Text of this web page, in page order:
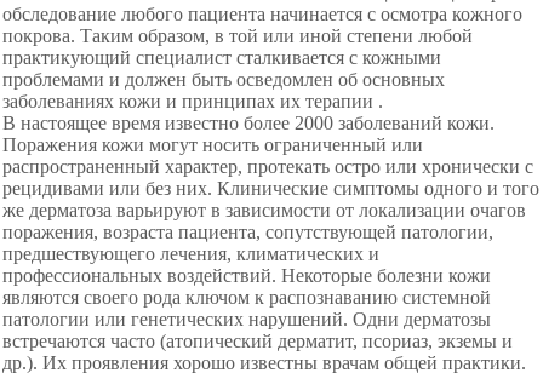
обследование любого пациента начинается с осмотра кожного
покрова. Таким образом, в той или иной степени любой
практикующий специалист сталкивается с кожными
проблемами и должен быть осведомлен об основных
заболеваниях кожи и принципах их терапии .
В настоящее время известно более 2000 заболеваний кожи.
Поражения кожи могут носить ограниченный или
распространенный характер, протекать остро или хронически с
рецидивами или без них. Клинические симптомы одного и того
же дерматоза варьируют в зависимости от локализации очагов
поражения, возраста пациента, сопутствующей патологии,
предшествующего лечения, климатических и
профессиональных воздействий. Некоторые болезни кожи
являются своего рода ключом к распознаванию системной
патологии или генетических нарушений. Одни дерматозы
встречаются часто (атопический дерматит, псориаз, экземы и
др.). Их проявления хорошо известны врачам общей практики.